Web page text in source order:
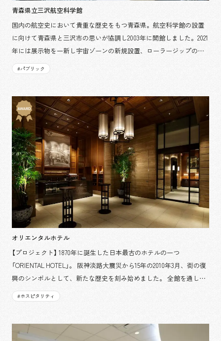
青森県立三沢航空科学館
国内の航空史において貴重な歴史をもつ青森県。航空科学館の設置
に向けて青森県と三沢市の思いが協調し2003年に開館しました。2021
年には展示物を一新し宇宙ゾーンの新規設置、ローラージップの新
規導入をはじめ乃村工藝社がリニューアル工事全般を担当しまし
た。運営構成団体には地元の企業を中心にNPOなどが関わってお
ットワーク、映像ホールの運営の他、企画展等イベント企画業務を
担当しています。青森県にゆかりのある航空機展示エリアの航空ゾ
ーン、インストラクターによる科学実験工房を中心とした科学ゾー
ン、リニューアルで新規追加された宇宙ゾーンの他、国内では唯一
の「ホンダジェット技術実証機」の展示を行っています。
#パブリック
オリエンタルホテル
【プロジェクト】 1870年に誕生した日本最古のホテルの一つ
「ORIENTAL HOTEL」。 阪神淡路大震災から15年の2010年3月、街の復
興のシンボルとして、新たな歴史を刻み始めました。 全館を通し
て、石や木が持つ素材の風合いを大切にしながら、細部にオリエン
タルなエッセンスを加え、落ち着いた上質感、新しい独自性をつく
#ホスピタリティ